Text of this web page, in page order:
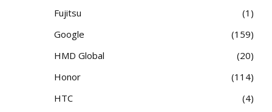
Fujitsu
1
Google
159
HMD Global
20
Honor
114
HTC
4